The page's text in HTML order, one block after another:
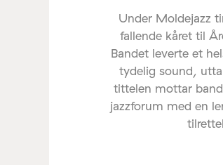
Under Moldejazz
fallende kåret til
Bandet leverte et
tydelig sound,
tittelen mottar
jazzforum med en